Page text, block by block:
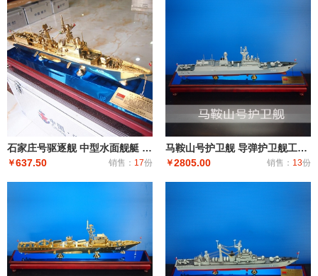
石家庄号驱逐舰 中型水面舰艇 军事海军舰艇模型 工艺船航模纪念摆件展览收藏品送
￥637.50 销售： 17份
马鞍山号护卫舰 导弹护卫舰工艺船航模纪念摆件展览收藏品送礼
￥2805.00 销售： 13份